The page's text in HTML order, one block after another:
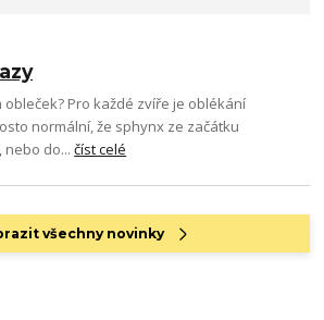
obleček? Pro každé zvíře je oblékání
normální, že sphynx ze začátku
nebo do...číst celé
všechny novinky